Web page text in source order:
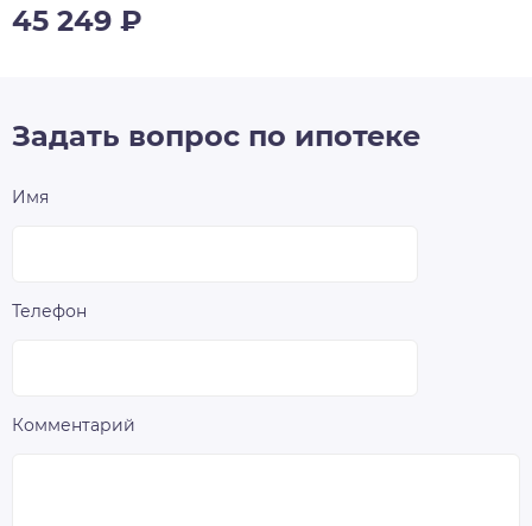
45 249 ₽
Задать вопрос по ипотеке
Имя
Телефон
Комментарий